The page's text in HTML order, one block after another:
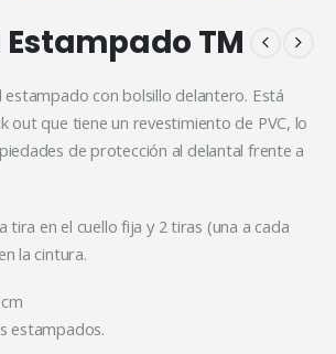
TM
estampado con bolsillo delantero. Está
out que tiene un revestimiento de PVC, lo
de protección al delantal frente a
tira en el cuello fija y 2 tiras (una a cada
la cintura.
estampados.